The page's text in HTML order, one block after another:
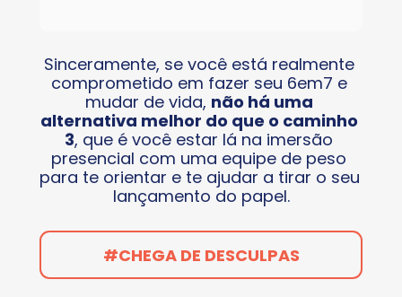
Sinceramente, se você está realmente
comprometido em fazer seu 6em7 e
mudar de vida, não há uma
alternativa melhor do que o caminho
3, que é você estar lá na imersão
presencial com uma equipe de peso
para te orientar e te ajudar a tirar o seu
lançamento do papel.
#CHEGA DE DESCULPAS